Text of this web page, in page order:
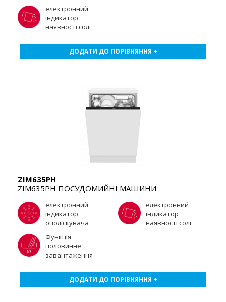
електронний
індикатор
наявності солі
ДОДАТИ ДО ПОРІВНЯННЯ +
ZIM635PH
ZIM635PH ПОСУДОМИЙНІ МАШИНИ
електронний
індикатор
ополіскувача
електронний
індикатор
наявності солі
Функція
половинне
завантаження
ДОДАТИ ДО ПОРІВНЯННЯ +